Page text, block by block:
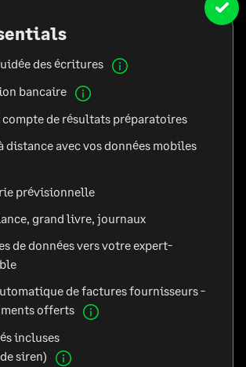
des écritures
bancaire
de résultats préparatoires
distance avec vos données mobiles
prévisionnelle
grand livre, journaux
de données vers votre expert-
de factures fournisseurs -
offerts
incluses
siren)